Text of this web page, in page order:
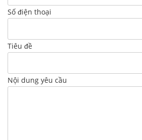
Số điện thoại
Tiêu đề
Nội dung yêu cầu